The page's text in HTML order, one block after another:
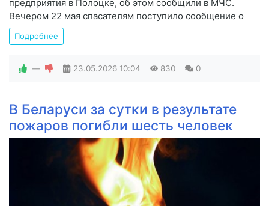
предприятия в Полоцке, об этом сообщили в МЧС.
Вечером 22 мая спасателям поступило сообщение о
Подробнее
— 23.05.2026 10:04 830 0
В Беларуси за сутки в результате
пожаров погибли шесть человек